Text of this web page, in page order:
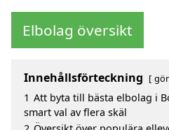
Elbolag översikt
Innehållsförteckning
1 Att byta till bästa elbolag i
smart val av flera skäl